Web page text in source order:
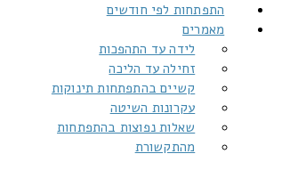
התפתחות לפי חודשים
מאמרים
לידה עד התהפכות
זחילה עד הליכה
קשיים בהתפתחות תינוקות
עקרונות השיטה
שאלות נפוצות בהתפתחות
מהתקשורת